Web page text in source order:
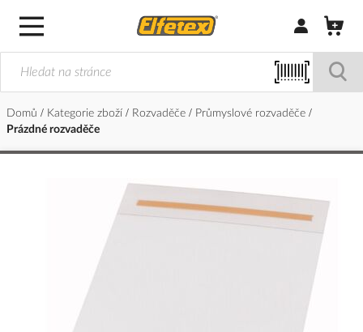
Přihlásit/
Domů Kategorie zboží Rozvaděče
Průmyslové rozvaděče
Prázdné rozvaděče